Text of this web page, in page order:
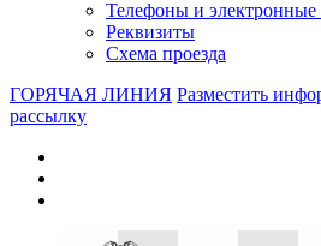
Телефоны и электронные
Реквизиты
Схема проезда
ГОРЯЧАЯ ЛИНИЯ Разместить
рассылку